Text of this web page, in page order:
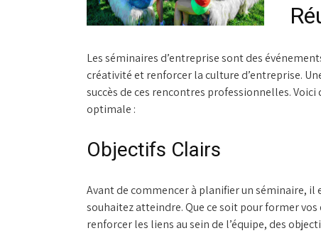
Les séminaires d’entreprise sont des
créativité et renforcer la culture d’entreprise.
succès de ces rencontres professionnelles.
optimale :
Objectifs Clairs
Avant de commencer à planifier un séminaire,
souhaitez atteindre. Que ce soit pour former
renforcer les liens au sein de l’équipe, des